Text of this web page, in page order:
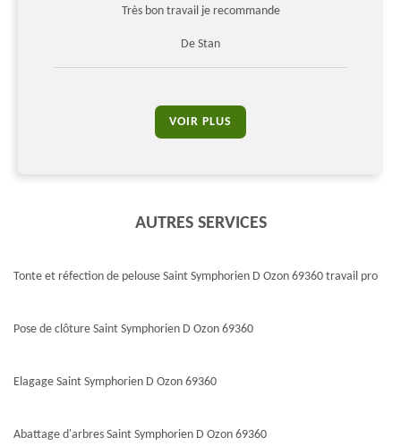
Très bon travail je recommande
De Stan
VOIR PLUS
AUTRES SERVICES
Tonte et réfection de pelouse Saint Symphorien D Ozon 69360 travail pro
Pose de clôture Saint Symphorien D Ozon 69360
Elagage Saint Symphorien D Ozon 69360
Abattage d'arbres Saint Symphorien D Ozon 69360